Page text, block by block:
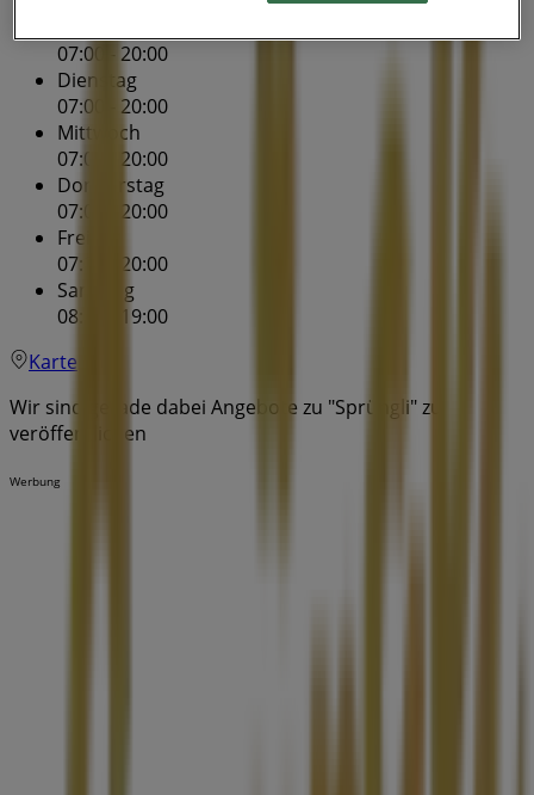
07:00 - 20:00
Dienstag
07:00 - 20:00
Mittwoch
07:00 - 20:00
Donnerstag
07:00 - 20:00
Freitag
07:00 - 20:00
Samstag
08:00 - 19:00
Karte
Wir sind gerade dabei Angebote zu "Sprüngli" zu
veröffentlichen
Werbung